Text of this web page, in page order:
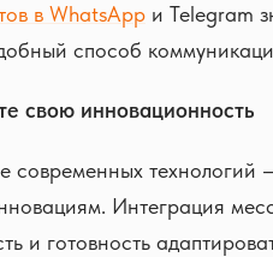
в WhatsApp и Telegram
способ
свою инновационность
современных
Интеграция
и готовность